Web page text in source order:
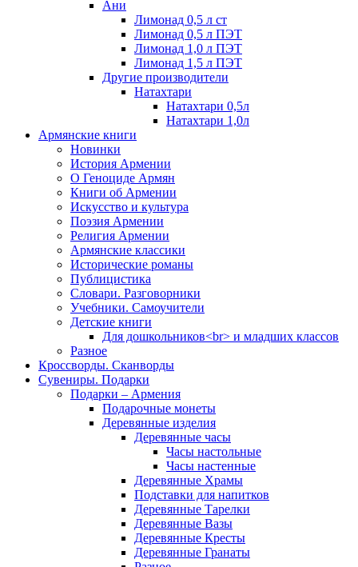
Ани
Лимонад 0,5 л ст
Лимонад 0,5 л ПЭТ
Лимонад 1,0 л ПЭТ
Лимонад 1,5 л ПЭТ
Другие производители
Натахтари
Натахтари 0,5л
Натахтари 1,0л
Армянские книги
Новинки
История Армении
О Геноциде Армян
Книги об Армении
Иcкусство и культура
Поэзия Армении
Религия Армении
Армянские классики
Исторические романы
Публицистика
Словари. Разговорники
Учебники. Самоучители
Детские книги
Для дошкольников<br> и младших классов
Разное
Кроссворды. Сканворды
Сувениры. Подарки
Подарки – Армения
Подарочные монеты
Деревянные изделия
Деревянные часы
Часы настольные
Часы настенные
Деревянные Храмы
Подставки для напитков
Деревянные Тарелки
Деревянные Вазы
Деревянные Кресты
Деревянные Гранаты